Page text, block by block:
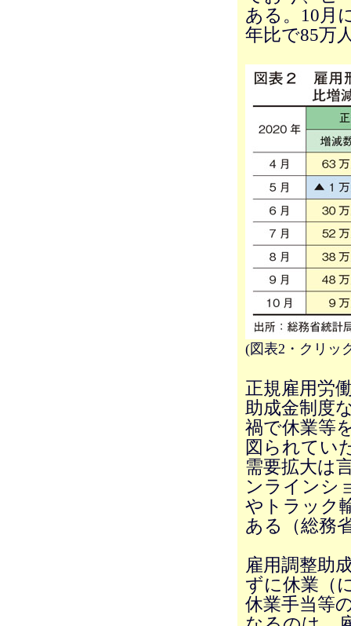
ある。10月
年比で85万
(図表2・クリッ
正規雇用労
助成金制度
禍で休業等
図られてい
需要拡大は
ンラインシ
やトラック
ある（総務
雇用調整助
ずに休業（
休業手当等